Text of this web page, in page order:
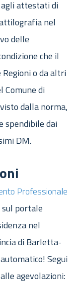
attestati di
nel
delle
che il
o da altri
Comune di
dalla norma,
spendibile dai
DM.
Professionale
portale
nel
di Barletta-
Segui
agevolazioni: